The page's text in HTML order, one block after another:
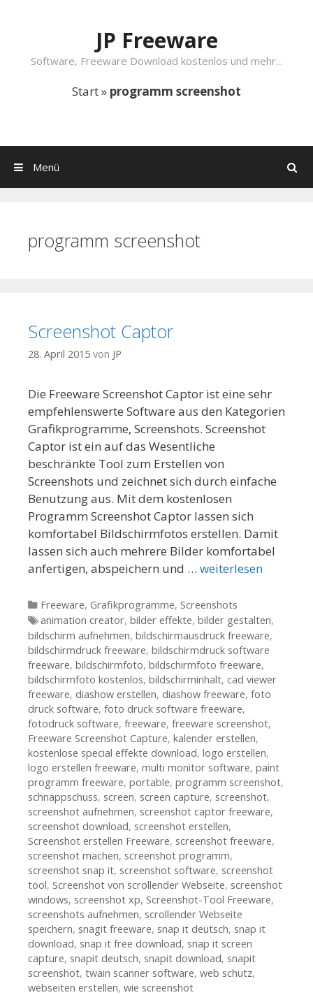
JP Freeware
Software, Freeware Download kostenlos und mehr...
Start» programm screenshot
Suchen
Menü
programm screenshot
Screenshot Captor
28. April 2015 von JP
Die Freeware Screenshot Captor ist eine sehr
empfehlenswerte Software aus den Kategorien
Grafikprogramme, Screenshots. Screenshot
Captor ist ein auf das Wesentliche
beschränkte Tool zum Erstellen von
Screenshots und zeichnet sich durch einfache
Benutzung aus. Mit dem kostenlosen
Programm Screenshot Captor lassen sich
komfortabel Bildschirmfotos erstellen. Damit
lassen sich auch mehrere Bilder komfortabel
anfertigen, abspeichern und … weiterlesen
Kategorien
Freeware, Grafikprogramme, Screenshots
Tags
animation creator, bilder effekte, bilder gestalten,
bildschirm aufnehmen, bildschirmausdruck freeware,
bildschirmdruck freeware, bildschirmdruck software
freeware, bildschirmfoto, bildschirmfoto freeware,
bildschirmfoto kostenlos, bildschirminhalt, cad viewer
freeware, diashow erstellen, diashow freeware, foto
druck software, foto druck software freeware,
fotodruck software, freeware, freeware screenshot,
Freeware Screenshot Capture, kalender erstellen,
kostenlose special effekte download, logo erstellen,
logo erstellen freeware, multi monitor software, paint
programm freeware, portable, programm screenshot,
schnappschuss, screen, screen capture, screenshot,
screenshot aufnehmen, screenshot captor freeware,
screenshot download, screenshot erstellen,
Screenshot erstellen Freeware, screenshot freeware,
screenshot machen, screenshot programm,
screenshot snap it, screenshot software, screenshot
tool, Screenshot von scrollender Webseite, screenshot
windows, screenshot xp, Screenshot-Tool Freeware,
screenshots aufnehmen, scrollender Webseite
speichern, snagit freeware, snap it deutsch, snap it
download, snap it free download, snap it screen
capture, snapit deutsch, snapit download, snapit
screenshot, twain scanner software, web schutz,
webseiten erstellen, wie screenshot